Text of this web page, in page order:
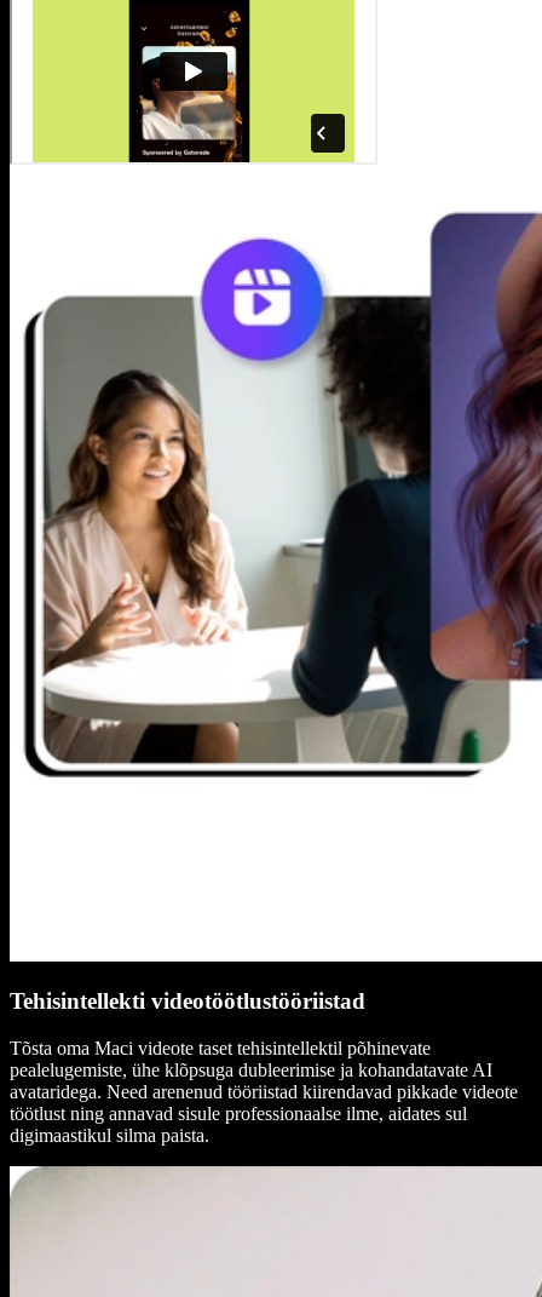
Tehisintellekti videotöötlustööriistad
Tõsta oma Maci videote taset tehisintellektil põhinevate
pealelugemiste, ühe klõpsuga dubleerimise ja kohandatavate AI
avataridega. Need arenenud tööriistad kiirendavad pikkade videote
töötlust ning annavad sisule professionaalse ilme, aidates sul
digimaastikul silma paista.